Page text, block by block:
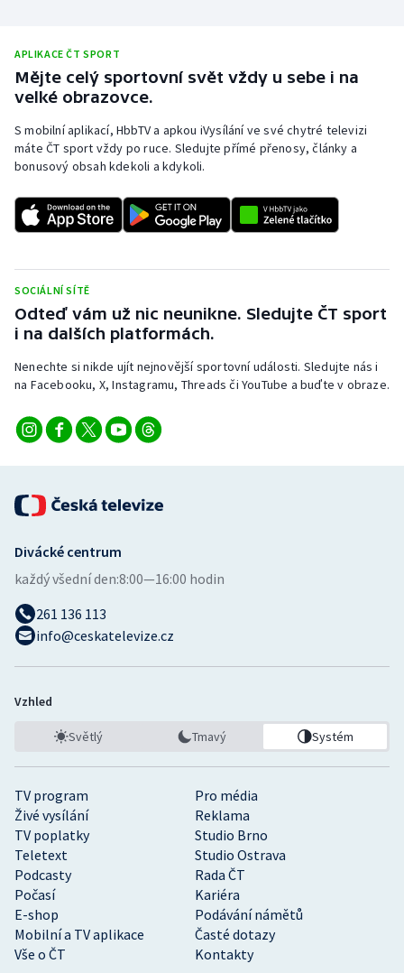
APLIKACE ČT SPORT
Mějte celý sportovní svět vždy u sebe i na
velké obrazovce.
S mobilní aplikací, HbbTV a apkou iVysílání ve své chytré televizi
máte ČT sport vždy po ruce. Sledujte přímé přenosy, články a
bonusový obsah kdekoli a kdykoli.
SOCIÁLNÍ SÍTĚ
Odteď vám už nic neunikne. Sledujte ČT sport
i na dalších platformách.
Nenechte si nikde ujít nejnovější sportovní události. Sledujte nás i
na Facebooku, X, Instagramu, Threads či YouTube a buďte v obraze.
TV program
Pro média
Živé vysílání
Reklama
TV poplatky
Studio Brno
Teletext
Studio Ostrava
Podcasty
Rada ČT
Počasí
Kariéra
E-shop
Podávání námětů
Mobilní a TV aplikace
Časté dotazy
Vše o ČT
Kontakty
Divácké centrum
každý všední den:8:00—16:00 hodin
261 136 113
info@ceskatelevize.cz
Vzhled
Světlý Tmavý Systém